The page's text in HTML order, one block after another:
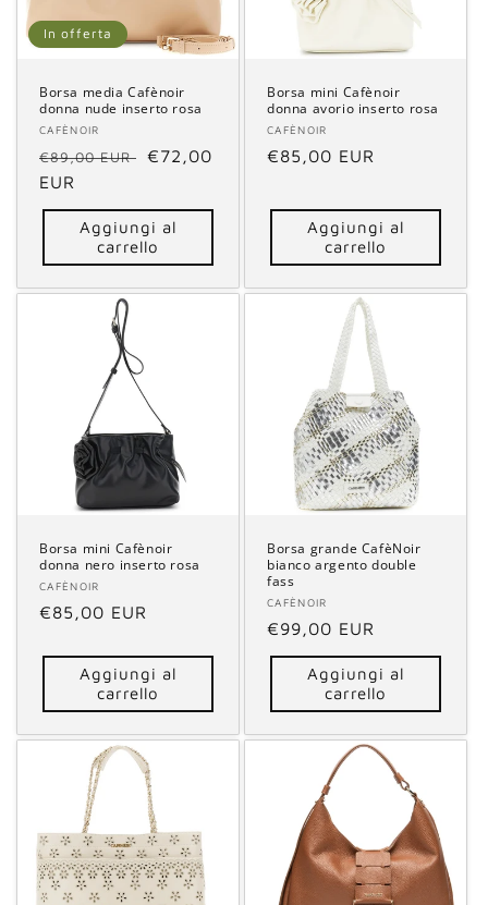
n In offerta
Borsa media Cafènoir
donna nude inserto rosa
Fornitore:
CAFÈNOIR
Prezzo
di
listino
€89,00 EUR
Prezzo
€72,00
EUR
Aggiungi al
carrello
Borsa mini Cafènoir
donna avorio inserto rosa
Fornitore:
CAFÈNOIR
Prezzo
listino
€85,00 EUR
Aggiungi al
carrello
Borsa mini Cafènoir
donna nero inserto rosa
Fornitore:
CAFÈNOIR
Prezzo
listino
€85,00 EUR
Aggiungi al
carrello
Borsa grande CafèNoir
bianco argento double
fass
Fornitore:
CAFÈNOIR
Prezzo
di
listino
€99,00 EUR
Aggiungi al
carrello